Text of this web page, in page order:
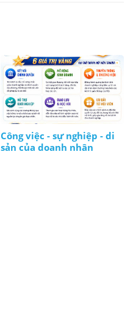
Công việc - sự nghiệp - di
sản của doanh nhân